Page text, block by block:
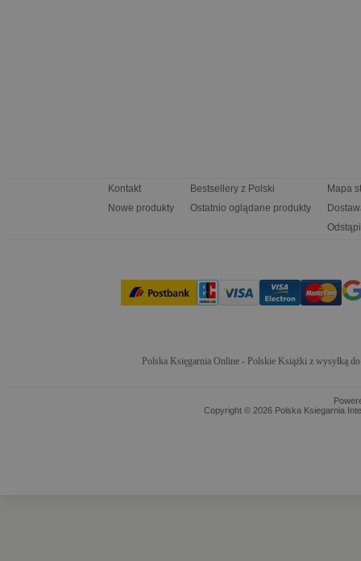
Kontakt
Nowe produkty
Bestsellery z Polski
Ostatnio oglądane produkty
Mapa
Polska Księgarnia Online - Polskie Książki z wysyłką
Copyright © 2026 Polska Ksiegarnia